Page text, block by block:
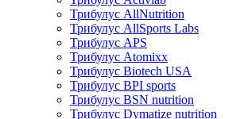
Трибулус AllNutrition
Трибулус AllSports Labs
Трибулус APS
Трибулус Atomixx
Трибулус Biotech USA
Трибулус BPI sports
Трибулус BSN nutrition
Трибулус Dymatize nutrition